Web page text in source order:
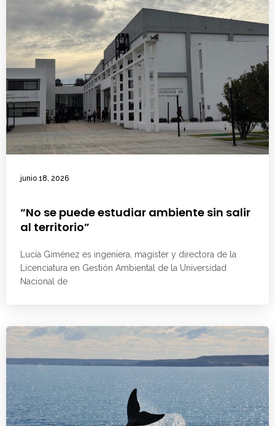
junio 18, 2026
“No se puede estudiar ambiente sin salir
al territorio”
Lucía Giménez es ingeniera, magíster y directora de la
Licenciatura en Gestión Ambiental de la Universidad
Nacional de